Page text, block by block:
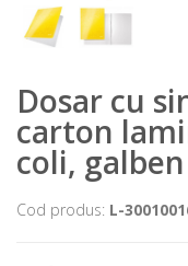
Dosar cu
carton
coli, galben
Cod produs: L-